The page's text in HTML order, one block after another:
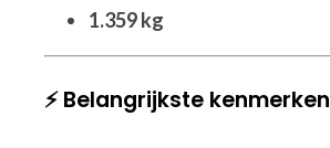
1.359 kg
⚡ Belangrijkste kenmerken